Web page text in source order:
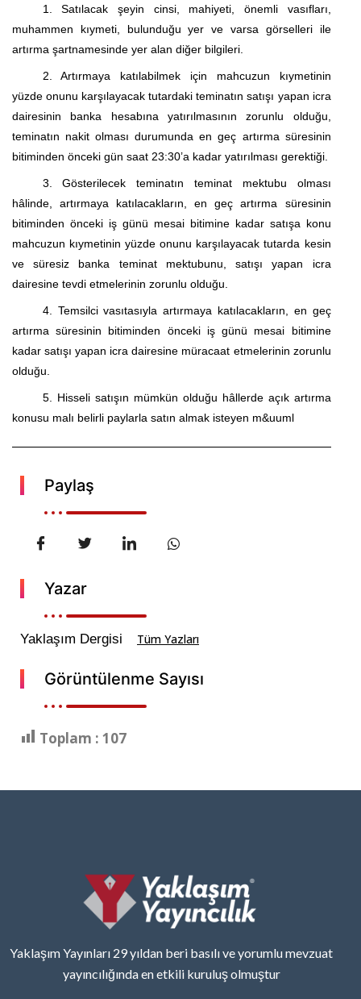
1. Satılacak şeyin cinsi, mahiyeti, önemli vasıfları,
muhammen kıymeti, bulunduğu yer ve varsa görselleri ile
artırma şartnamesinde yer alan diğer bilgileri.
2. Artırmaya katılabilmek için mahcuzun kıymetinin
yüzde onunu karşılayacak tutardaki teminatın satışı yapan icra
dairesinin banka hesabına yatırılmasının zorunlu olduğu,
teminatın nakit olması durumunda en geç artırma süresinin
bitiminden önceki gün saat 23:30’a kadar yatırılması gerektiği.
3. Gösterilecek teminatın teminat mektubu olması
hâlinde, artırmaya katılacakların, en geç artırma süresinin
bitiminden önceki iş günü mesai bitimine kadar satışa konu
mahcuzun kıymetinin yüzde onunu karşılayacak tutarda kesin
ve süresiz banka teminat mektubunu, satışı yapan icra
dairesine tevdi etmelerinin zorunlu olduğu.
4. Temsilci vasıtasıyla artırmaya katılacakların, en geç
artırma süresinin bitiminden önceki iş günü mesai bitimine
kadar satışı yapan icra dairesine müracaat etmelerinin zorunlu
olduğu.
5. Hisseli satışın mümkün olduğu hâllerde açık artırma
konusu malı belirli paylarla satın almak isteyen m&uuml
Paylaş
Yazar
Yaklaşım Dergisi Tüm Yazları
Görüntülenme Sayısı
Toplam : 107
Yaklaşım Yayınları 29 yıldan beri basılı ve yorumlu mevzuat
yayıncılığında en etkili kuruluş olmuştur